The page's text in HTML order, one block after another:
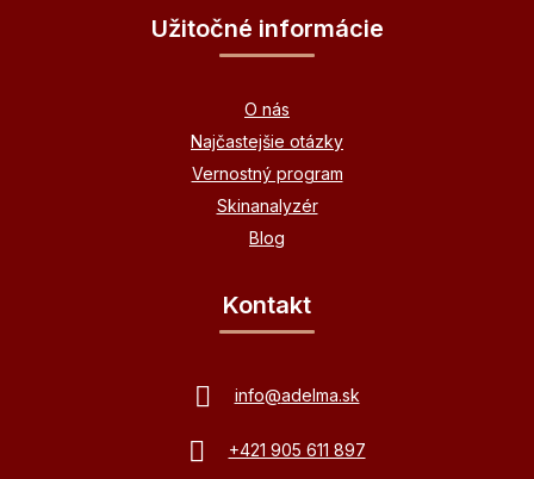
Užitočné informácie
O nás
Najčastejšie otázky
Vernostný program
Skinanalyzér
Blog
Kontakt
info@adelma.sk
+421 905 611 897